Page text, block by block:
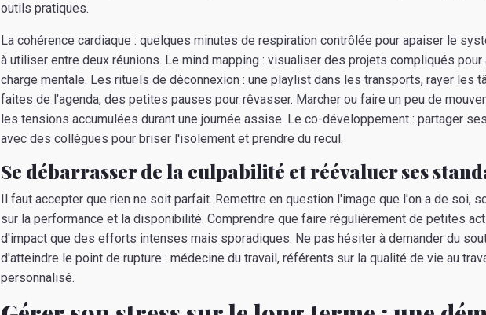
outils pratiques.
La cohérence cardiaque : quelques minutes de respiration contrôlée pour apaiser le
à utiliser entre deux réunions. Le mind mapping : visualiser des projets compliqués pour
charge mentale. Les rituels de déconnexion : une playlist dans les transports, rayer les
faites de l'agenda, des petites pauses pour rêvasser. Marcher ou faire un peu de
les tensions accumulées durant une journée assise. Le co-développement : partager
avec des collègues pour briser l'isolement et prendre du recul.
Se débarrasser de la culpabilité et réévaluer ses
Il faut accepter que rien ne soit parfait. Remettre en question l'image que l'on a de soi,
sur la performance et la disponibilité. Comprendre que faire régulièrement de petites
d'impact que des efforts intenses mais sporadiques. Ne pas hésiter à demander du
d'atteindre le point de rupture : médecine du travail, référents sur la qualité de vie au
personnalisé.